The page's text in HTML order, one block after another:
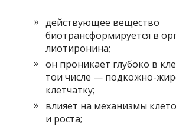
действующее вещество
биотрансформируется в
лиотиронина;
он проникает глубоко в
тои числе — подкожно-
клетчатку;
влияет на механизмы
и роста;